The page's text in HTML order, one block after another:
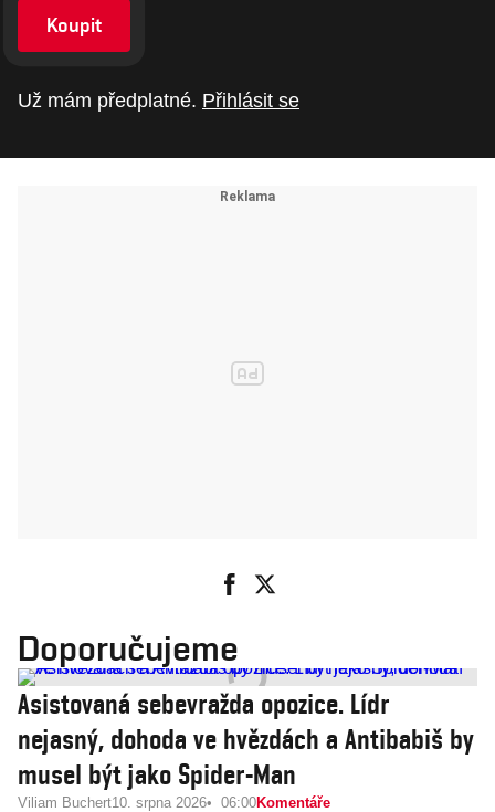
Koupit
Už mám předplatné. Přihlásit se
Doporučujeme
Asistovaná sebevražda opozice. Lídr
nejasný, dohoda ve hvězdách a Antibabiš by
musel být jako Spider-Man
Viliam Buchert10. srpna 2026 06:00Komentáře